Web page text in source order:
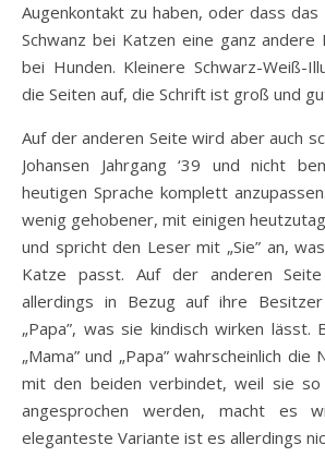
Augenkontakt zu haben, oder dass
Schwanz bei Katzen eine ganz andere
bei Hunden. Kleinere Schwarz-Weiß-
die Seiten auf, die Schrift ist groß und
Auf der anderen Seite wird aber auch
Johansen Jahrgang ‘39 und nicht
heutigen Sprache komplett
wenig gehobener, mit einigen
und spricht den Leser mit „Sie” an,
Katze passt. Auf der anderen
allerdings in Bezug auf ihre Besitzer
„Papa”, was sie kindisch wirken lässt.
„Mama” und „Papa” wahrscheinlich die
mit den beiden verbindet, weil sie so
angesprochen werden, macht es
eleganteste Variante ist es allerdings